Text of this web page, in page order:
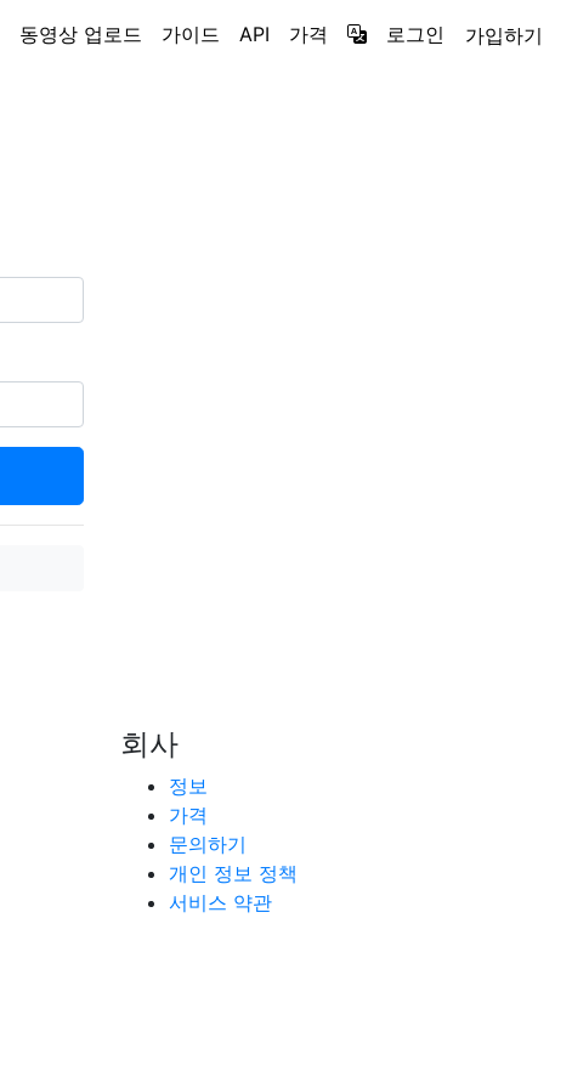
동영상 업로드 가이드 API 가격 로그인 가입하기
회사
정보
가격
문의하기
개인 정보 정책
서비스 약관